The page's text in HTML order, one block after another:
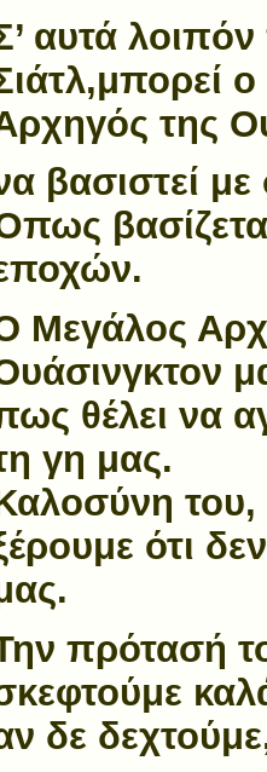
αυτά
της
βασιστεί με
Μεγάλος
θέλει να
γη μας.
ότι
πρότασή
δε